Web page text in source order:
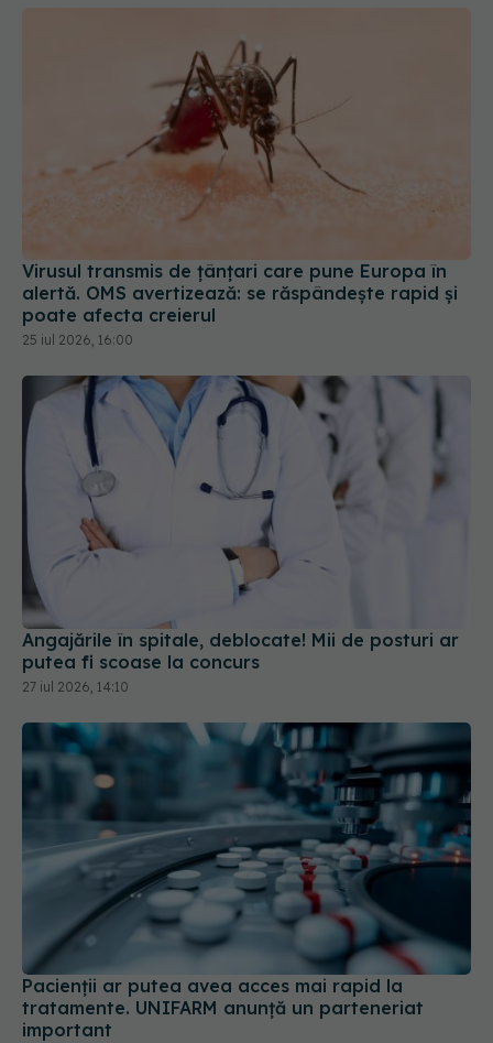
Virusul transmis de țânțari care pune Europa în
alertă. OMS avertizează: se răspândește rapid și
poate afecta creierul
25 iul 2026, 16:00
Angajările în spitale, deblocate! Mii de posturi ar
putea fi scoase la concurs
27 iul 2026, 14:10
Pacienții ar putea avea acces mai rapid la
tratamente. UNIFARM anunță un parteneriat
important